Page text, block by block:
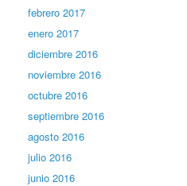
febrero 2017
enero 2017
diciembre 2016
noviembre 2016
octubre 2016
septiembre 2016
agosto 2016
julio 2016
junio 2016